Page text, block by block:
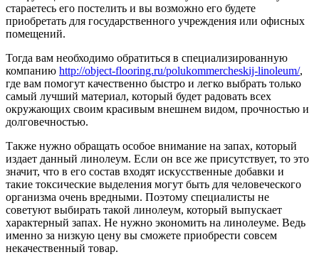
стараетесь его постелить и вы возможно его будете
приобретать для государственного учреждения или офисных
помещений.
Тогда вам необходимо обратиться в специализированную
компанию http://object-flooring.ru/polukommercheskij-linoleum/,
где вам помогут качественно быстро и легко выбрать только
самый лучший материал, который будет радовать всех
окружающих своим красивым внешнем видом, прочностью и
долговечностью.
Также нужно обращать особое внимание на запах, который
издает данный линолеум. Если он все же присутствует, то это
значит, что в его состав входят искусственные добавки и
такие токсические выделения могут быть для человеческого
организма очень вредными. Поэтому специалисты не
советуют выбирать такой линолеум, который выпускает
характерный запах. Не нужно экономить на линолеуме. Ведь
именно за низкую цену вы сможете приобрести совсем
некачественный товар.